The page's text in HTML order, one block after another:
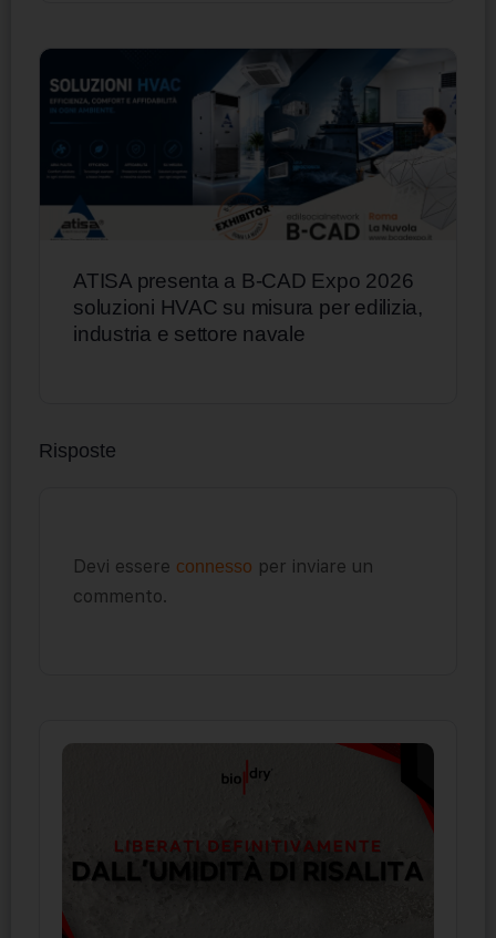
ATISA presenta a B-CAD Expo 2026
soluzioni HVAC su misura per edilizia,
industria e settore navale
Risposte
Devi essere connesso per inviare un
commento.